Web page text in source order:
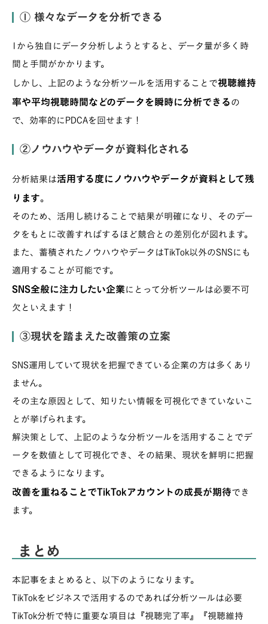
① 様々なデータを分析できる
1から独自にデータ分析しようとすると、データ量が多く時
間と手間がかかります。
しかし、上記のような分析ツールを活用することで視聴維持
率や平均視聴時間などのデータを瞬時に分析できるの
で、効率的にPDCAを回せます！
②ノウハウやデータが資料化される
分析結果は活用する度にノウハウやデータが資料として残
ります。
そのため、活用し続けることで結果が明確になり、そのデー
タをもとに改善すればするほど競合との差別化が図れます。
また、蓄積されたノウハウやデータはTikTok以外のSNSにも
適用することが可能です。
SNS全般に注力したい企業にとって分析ツールは必要不可
欠といえます！
③現状を踏まえた改善策の立案
SNS運用していて現状を把握できている企業の方は多くあり
ません。
その主な原因として、知りたい情報を可視化できていないこ
とが挙げられます。
解決策として、上記のような分析ツールを活用することでデ
ータを数値として可視化でき、その結果、現状を鮮明に把握
できるようになります。
改善を重ねることでTikTokアカウントの成長が期待でき
ます。
まとめ
本​​記事をまとめると、以下のようになります。
TikTokをビジネスで活用するのであれば分析ツールは必要
TikTok分析で特に重要な項目は『視聴完了率』『視聴維持